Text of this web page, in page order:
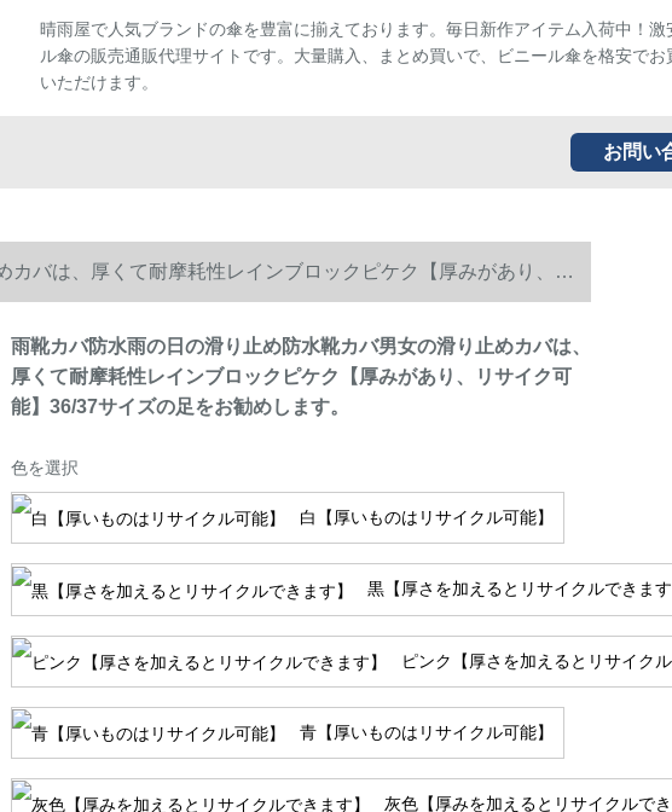
晴雨屋で人気ブランドの傘を豊富に揃えております。毎日新作アイテム入荷中！激
ル傘の販売通販代理サイトです。大量購入、まとめ買いで、ビニール傘を格安でお
いただけます。
お問い
バは、厚くて耐摩耗性レインブロックピケク【厚みがあり、リ
雨靴カバ防水雨の日の滑り止め防水靴カバ男女の滑り止めカバは、
厚くて耐摩耗性レインブロックピケク【厚みがあり、リサイク可
能】36/37サイズの足をお勧めします。
色を選択
白【厚いものはリサイクル可能】
黒【厚さを加えるとリサイクルできま
ピンク【厚さを加えるとリサイク
青【厚いものはリサイクル可能】
灰色【厚みを加えるとリサイクルで